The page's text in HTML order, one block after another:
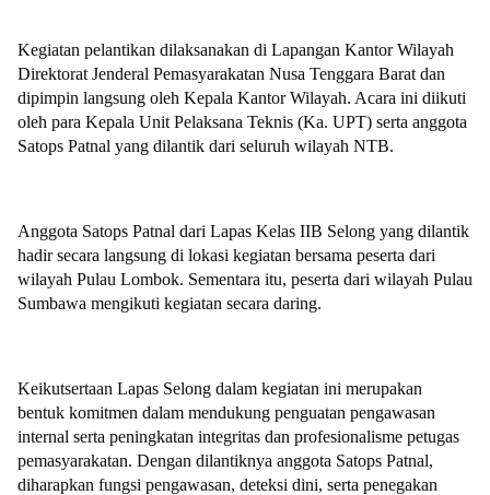
Kegiatan pelantikan dilaksanakan di Lapangan Kantor Wilayah
Direktorat Jenderal Pemasyarakatan Nusa Tenggara Barat dan
dipimpin langsung oleh Kepala Kantor Wilayah. Acara ini diikuti
oleh para Kepala Unit Pelaksana Teknis (Ka. UPT) serta anggota
Satops Patnal yang dilantik dari seluruh wilayah NTB.
Anggota Satops Patnal dari Lapas Kelas IIB Selong yang dilantik
hadir secara langsung di lokasi kegiatan bersama peserta dari
wilayah Pulau Lombok. Sementara itu, peserta dari wilayah Pulau
Sumbawa mengikuti kegiatan secara daring.
Keikutsertaan Lapas Selong dalam kegiatan ini merupakan
bentuk komitmen dalam mendukung penguatan pengawasan
internal serta peningkatan integritas dan profesionalisme petugas
pemasyarakatan. Dengan dilantiknya anggota Satops Patnal,
diharapkan fungsi pengawasan, deteksi dini, serta penegakan